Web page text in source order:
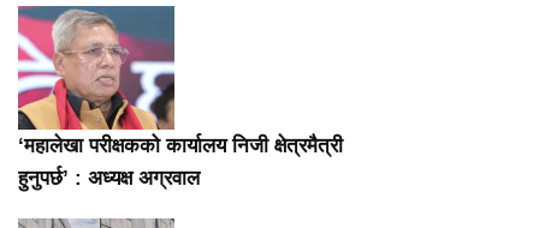
‘महालेखा परीक्षकको कार्यालय निजी क्षेत्रमैत्री
हुनुपर्छ’ : अध्यक्ष अग्रवाल